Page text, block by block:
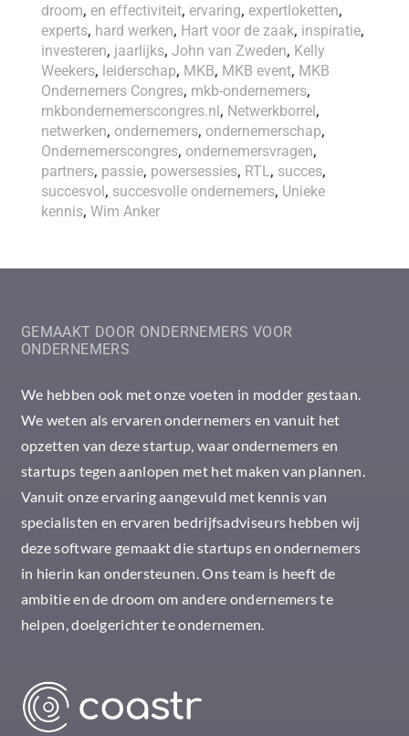
droom, en effectiviteit, ervaring, expertloketten,
experts, hard werken, Hart voor de zaak, inspiratie,
investeren, jaarlijks, John van Zweden, Kelly
Weekers, leiderschap, MKB, MKB event, MKB
Ondernemers Congres, mkb-ondernemers,
mkbondernemerscongres.nl, Netwerkborrel,
netwerken, ondernemers, ondernemerschap,
Ondernemerscongres, ondernemersvragen,
partners, passie, powersessies, RTL , succes,
succesvol, succesvolle ondernemers, Unieke
kennis, Wim Anker
GEMAAKT DOOR ONDERNEMERS VOOR
ONDERNEMERS
We hebben ook met onze voeten in modder gestaan.
We weten als ervaren ondernemers en vanuit het
opzetten van deze startup, waar ondernemers en
startups tegen aanlopen met het maken van plannen.
Vanuit onze ervaring aangevuld met kennis van
specialisten en ervaren bedrijfsadviseurs hebben wij
deze software gemaakt die startups en ondernemers
in hierin kan ondersteunen. Ons team is heeft de
ambitie en de droom om andere ondernemers te
helpen, doelgerichter te ondernemen.